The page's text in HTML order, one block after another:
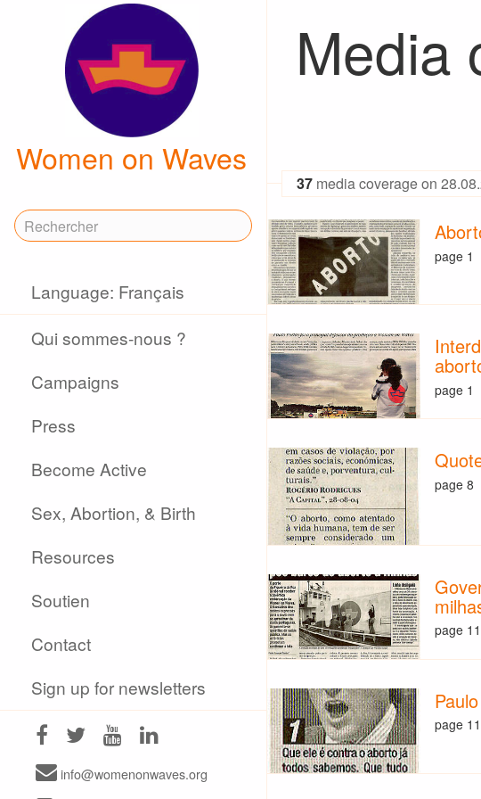
Women on Waves
Language: Français
Qui sommes-nous ?
Campaigns
Press
Become Active
Sex, Abortion, & Birth
Resources
Soutien
Contact
Sign up for newsletters
info@womenonwaves.org
Media
37 media coverage on
page 1
page 1
page 8
page 11
page 11